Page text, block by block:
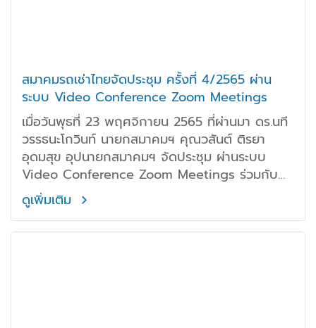
สมาคมรถเช่าไทยจัดประชุม ครั้งที่ 4/2565 ผ่าน
ระบบ Video Conference Zoom Meetings
เมื่อวันพุธที่ 23 พฤศจิกายน 2565 ที่ผ่านมา ดร.นที
วรรธนะโกวินท์ นายกสมาคมฯ คุณวสันต์ ติรยา
อุดมสุข อุปนายกสมาคมฯ จัดประชุม ผ่านระบบ
Video Conference Zoom Meetings ร่วมกับ
สมาชิกสมาคมฯ
ดูเพิ่มเติม